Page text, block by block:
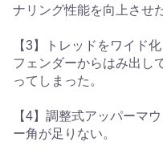
ナリング性能を向上させ
【3】トレッドをワイド
フェンダーからはみ出し
ってしまった。
【4】調整式アッパーマ
ー角が足りない。